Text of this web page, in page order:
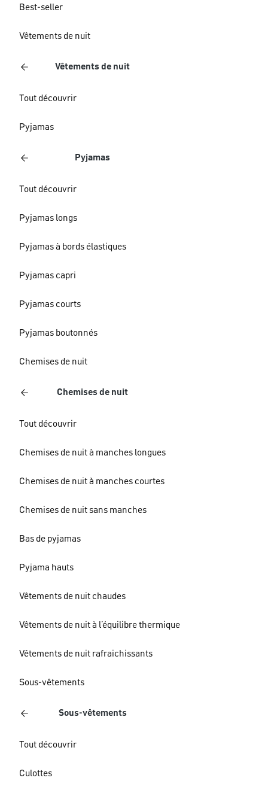
Best-seller
Vêtements de nuit
Vêtements de nuit
Tout découvrir
Pyjamas
Pyjamas
Tout découvrir
Pyjamas longs
Pyjamas à bords élastiques
Pyjamas capri
Pyjamas courts
Pyjamas boutonnés
Chemises de nuit
Chemises de nuit
Tout découvrir
Chemises de nuit à manches longues
Chemises de nuit à manches courtes
Chemises de nuit sans manches
Bas de pyjamas
Pyjama hauts
Vêtements de nuit chaudes
Vêtements de nuit à l’équilibre thermique
Vêtements de nuit rafraichissants
Sous-vêtements
Sous-vêtements
Tout découvrir
Culottes